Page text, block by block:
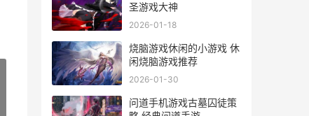
圣游戏大神
2026-01-18
烧脑游戏休闲的小游戏 休
闲烧脑游戏推荐
2026-01-30
问道手机游戏古墓囚徒策